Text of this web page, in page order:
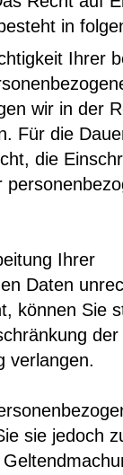
in
Ihrer
wir in der
Für die
die
Ihrer
Daten
können Sie
der
verlangen.
sie jedoch